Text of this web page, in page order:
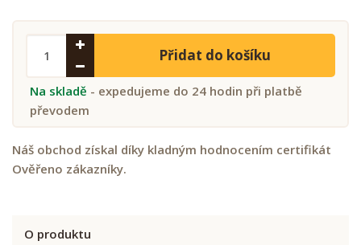
Přidat do košíku
Na skladě - expedujeme do 24 hodin při platbě
převodem
Náš obchod získal díky kladným hodnocením certifikát
Ověřeno zákazníky.
O produktu